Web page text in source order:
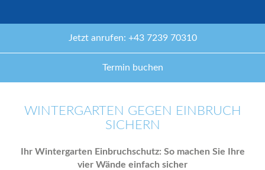
Jetzt anrufen: +43 7239 70310
Termin buchen
WINTERGARTEN GEGEN EINBRUCH
SICHERN
Ihr Wintergarten Einbruchschutz: So machen Sie Ihre
vier Wände einfach sicher